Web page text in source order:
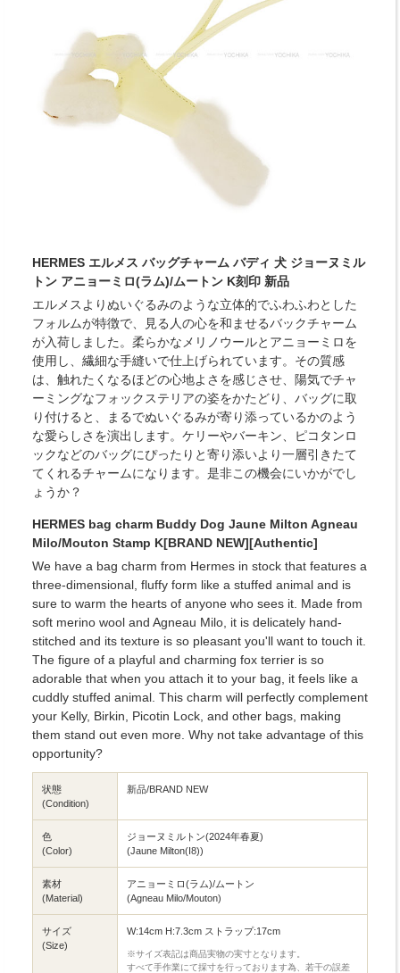
HERMES エルメス バッグチャーム バディ 犬 ジョーヌミル
トン アニョーミロ(ラム)/ムートン K刻印 新品
エルメスよりぬいぐるみのような立体的でふわふわとした
フォルムが特徴で、見る人の心を和ませるバックチャーム
が入荷しました。柔らかなメリノウールとアニョーミロを
使用し、繊細な手縫いで仕上げられています。その質感
は、触れたくなるほどの心地よさを感じさせ、陽気でチャ
ーミングなフォックステリアの姿をかたどり、バッグに取
り付けると、まるでぬいぐるみが寄り添っているかのよう
な愛らしさを演出します。ケリーやバーキン、ピコタンロ
ックなどのバッグにぴったりと寄り添いより一層引きたて
てくれるチャームになります。是非この機会にいかがでし
ょうか？
HERMES bag charm Buddy Dog Jaune Milton Agneau
Milo/Mouton Stamp K[BRAND NEW][Authentic]
We have a bag charm from Hermes in stock that features a
three-dimensional, fluffy form like a stuffed animal and is
sure to warm the hearts of anyone who sees it. Made from
soft merino wool and Agneau Milo, it is delicately hand-
stitched and its texture is so pleasant you'll want to touch it.
The figure of a playful and charming fox terrier is so
adorable that when you attach it to your bag, it feels like a
cuddly stuffed animal. This charm will perfectly complement
your Kelly, Birkin, Picotin Lock, and other bags, making
them stand out even more. Why not take advantage of this
opportunity?
状態
(Condition)
新品/BRAND NEW
色
(Color)
ジョーヌミルトン(2024年春夏)
(Jaune Milton(I8))
素材
(Material)
アニョーミロ(ラム)/ムートン
(Agneau Milo/Mouton)
サイズ
(Size)
W:14cm H:7.3cm ストラップ:17cm
※サイズ表記は商品実物の実寸となります。
すべて手作業にて採寸を行っております為、若干の誤差